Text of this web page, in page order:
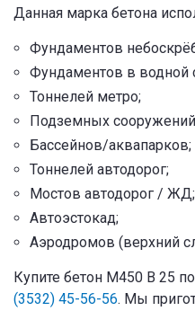
Данная марка бетона
Фундаментов
Фундаментов в водной
Тоннелей метро;
Подземных
Бассейнов/аквапарков;
Тоннелей автодорог;
Мостов автодорог / ЖД;
Автоэстокад;
Аэродромов (верхний
Купите бетон М450 В 25
(3532) 45-56-56. Мы